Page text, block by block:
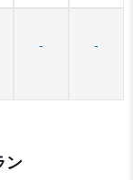
- -
ン